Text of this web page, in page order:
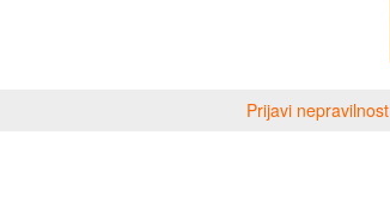
Prijavi nepravilnost